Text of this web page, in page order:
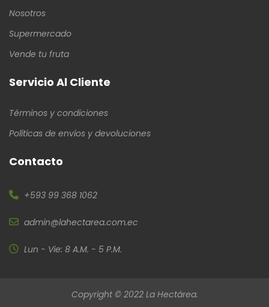
Nosotros
Supermercado
Vende tu fruta
Servicio Al Cliente
Términos y condiciones
Políticas de envíos y devoluciones
Contacto
+593 99 368 1062
admin@lahectarea.com.ec
Lun - Vie: 8 A.M. - 5 P.M.
Copyright © 2022 La Hectárea.